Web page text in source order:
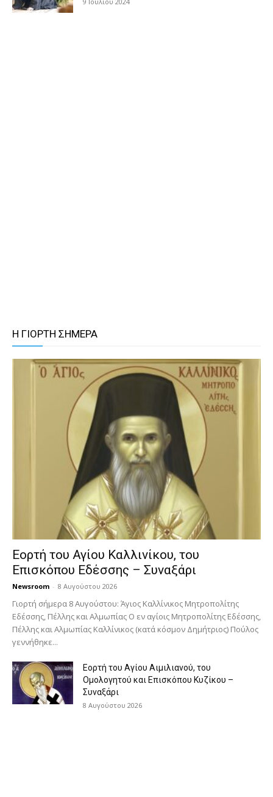
Η ΓΙΟΡΤΗ ΣΗΜΕΡΑ
Εορτή του Αγίου Καλλινίκου, του
Επισκόπου Εδέσσης – Συναξάρι
Newsroom - 8 Αυγούστου 2026
Γιορτή σήμερα 8 Αυγούστου: Άγιος Καλλίνικος Μητροπολίτης
Εδέσσης, Πέλλης και Αλμωπίας Ο εν αγίοις Μητροπολίτης Εδέσσης,
Πέλλης και Αλμωπίας Καλλίνικος (κατά κόσμον Δημήτριος) Πούλος
γεννήθηκε...
Εορτή του Αγίου Αιμιλιανού, του
Ομολογητού και Επισκόπου Κυζίκου –
Συναξάρι
8 Αυγούστου 2026